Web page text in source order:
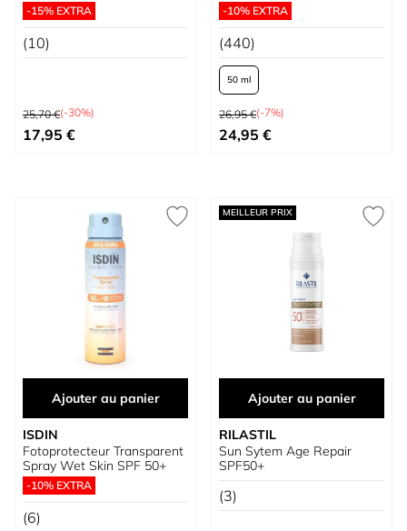
-15% EXTRA
(10)
Prix normal
25,70 €(-30%)
Prix spécial
17,95 €
-10% EXTRA
(440)
50 ml
Prix normal
26,95 €(-7%)
À partir de
24,95 €
Ajouter au panier
ISDIN
Fotoprotecteur Transparent
Spray Wet Skin SPF 50+
-10% EXTRA
(6)
MEILLEUR PRIX
Ajouter au panier
RILASTIL
Sun Sytem Age Repair
SPF50+
(3)